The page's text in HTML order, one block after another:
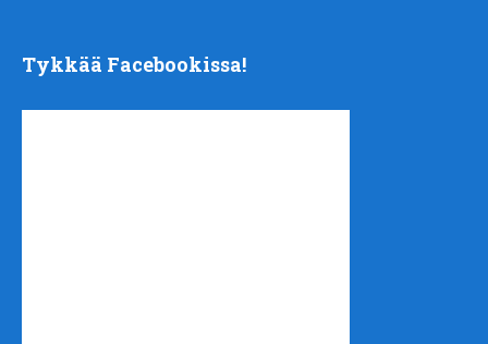
Tykkää Facebookissa!